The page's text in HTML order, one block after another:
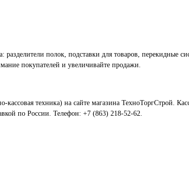
разделители полок, подставки для товаров, перекидные
покупателей и увеличивайте продажи.
кассовая техника) на сайте магазина ТехноТоргСтрой.
по России. Телефон: +7 (863) 218-52-62.